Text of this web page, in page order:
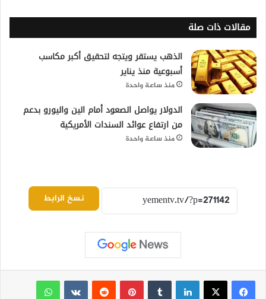
مقالات ذات صلة
الذهب يستقر ويتجه لتحقيق أكبر مكاسب
أسبوعية منذ يناير
منذ ساعة واحدة
الدولار يواصل الصعود أمام الين واليورو بدعم
من ارتفاع عوائد السندات الأمريكية
منذ ساعة واحدة
نسخ الرابط
لينكدإن بينتيريست
واتساب